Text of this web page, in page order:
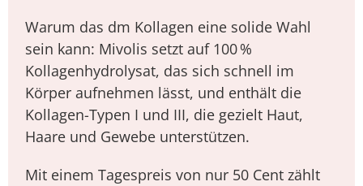
Warum das dm Kollagen eine solide Wahl
sein kann: Mivolis setzt auf 100 %
Kollagenhydrolysat, das sich schnell im
Körper aufnehmen lässt, und enthält die
Kollagen-Typen I und III, die gezielt Haut,
Haare und Gewebe unterstützen.
Mit einem Tagespreis von nur 50 Cent zählt